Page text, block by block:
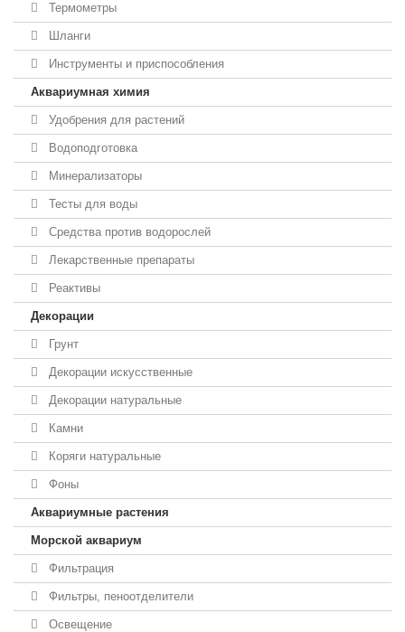
Термометры
Шланги
Инструменты и приспособления
Аквариумная химия
Удобрения для растений
Водоподготовка
Минерализаторы
Тесты для воды
Средства против водорослей
Лекарственные препараты
Реактивы
Декорации
Грунт
Декорации искусственные
Декорации натуральные
Камни
Коряги натуральные
Фоны
Аквариумные растения
Морской аквариум
Фильтрация
Фильтры, пеноотделители
Освещение